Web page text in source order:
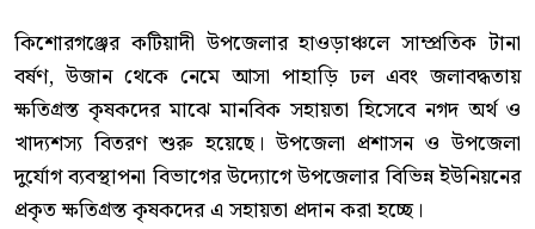
কিশোরগঞ্জের কটিয়াদী উপজেলার হাওড়াঞ্চলে সাম্প্রতিক টানা
বর্ষণ, উজান থেকে নেমে আসা পাহাড়ি ঢল এবং জলাবদ্ধতায়
ক্ষতিগ্রস্ত কৃষকদের মাঝে মানবিক সহায়তা হিসেবে নগদ অর্থ ও
খাদ্যশস্য বিতরণ শুরু হয়েছে। উপজেলা প্রশাসন ও উপজেলা
দুর্যোগ ব্যবস্থাপনা বিভাগের উদ্যোগে উপজেলার বিভিন্ন ইউনিয়নের
প্রকৃত ক্ষতিগ্রস্ত কৃষকদের এ সহায়তা প্রদান করা হচ্ছে।